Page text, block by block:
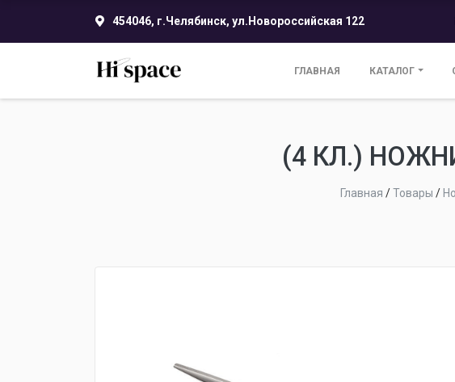
454046, г.Челябинск, ул.Новороссийская 122
ГЛАВНАЯ КАТАЛОГ
(4 КЛ.)
Главная /Товары /